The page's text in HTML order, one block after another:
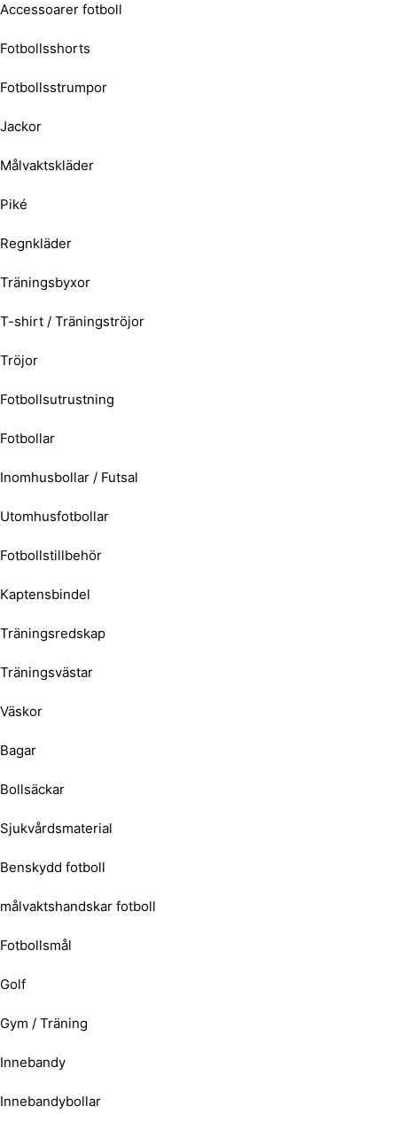
Accessoarer fotboll
Fotbollsshorts
Fotbollsstrumpor
Jackor
Målvaktskläder
Piké
Regnkläder
Träningsbyxor
T-shirt / Träningströjor
Tröjor
Fotbollsutrustning
Fotbollar
Inomhusbollar / Futsal
Utomhusfotbollar
Fotbollstillbehör
Kaptensbindel
Träningsredskap
Träningsvästar
Väskor
Bagar
Bollsäckar
Sjukvårdsmaterial
Benskydd fotboll
målvaktshandskar fotboll
Fotbollsmål
Golf
Gym / Träning
Innebandy
Innebandybollar